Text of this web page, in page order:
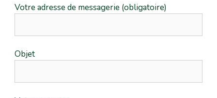
Votre adresse de messagerie (obligatoire)
Objet